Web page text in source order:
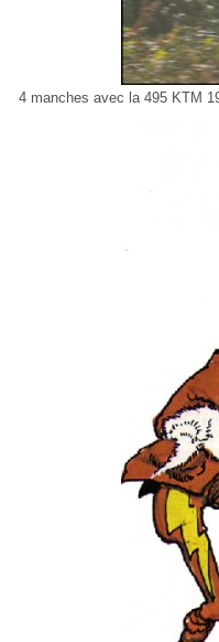
4 manches avec la 495 KTM